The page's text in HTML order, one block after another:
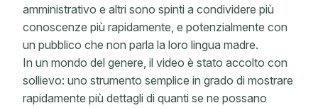
amministrativo e altri sono spinti a condividere più
conoscenze più rapidamente, e potenzialmente con
un pubblico che non parla la loro lingua madre.
In un mondo del genere, il video è stato accolto con
sollievo: uno strumento semplice in grado di mostrare
rapidamente più dettagli di quanti se ne possano